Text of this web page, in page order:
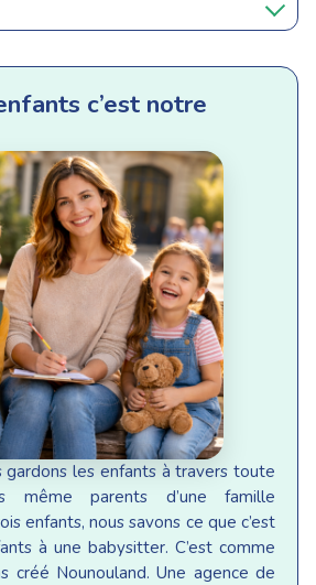
c’est notre
gardons les enfants à travers toute
même parents d’une famille
enfants, nous savons ce que c’est
à une babysitter. C’est comme
créé Nounouland. Une agence de